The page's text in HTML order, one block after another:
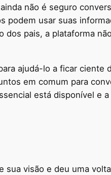
não é seguro
usar suas
pais, a plataforma
ajudá-lo a ficar ciente
em comum para
está disponível e
visão e deu uma